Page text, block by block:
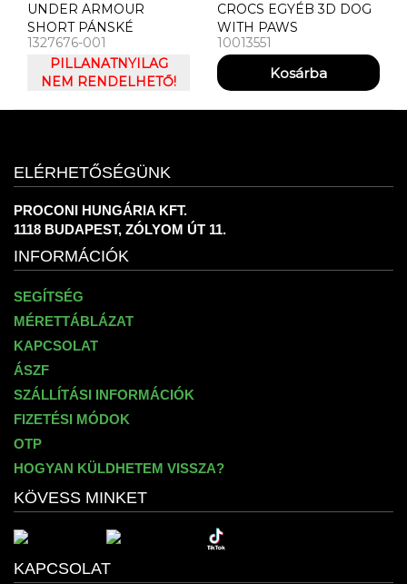
UNDER ARMOUR
SHORT PÁNSKÉ
KRAASY UNDER
ARMOUR QLIFIER WG
PERF SHORT
1327676-001
PILLANATNYILAG
NEM RENDELHETŐ!
CROCS EGYÉB 3D DOG
WITH PAWS
10013551
ELÉRHETŐSÉGÜNK
PROCONI HUNGÁRIA KFT.
1118 BUDAPEST, ZÓLYOM ÚT 11.
INFORMÁCIÓK
SEGÍTSÉG
MÉRETTÁBLÁZAT
KAPCSOLAT
ÁSZF
SZÁLLÍTÁSI INFORMÁCIÓK
FIZETÉSI MÓDOK
OTP
HOGYAN KÜLDHETEM VISSZA?
KÖVESS MINKET
KAPCSOLAT